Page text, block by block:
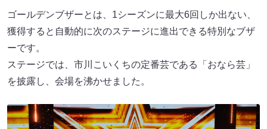
ゴールデンブザーとは、1シーズンに最大6回しか出ない、
獲得すると自動的に次のステージに進出できる特別なブザ
ーです。
ステージでは、市川こいくちの定番芸である「おなら芸」
を披露し、会場を沸かせました。